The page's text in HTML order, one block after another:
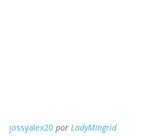
jossyalex20 por LadyMIngrid